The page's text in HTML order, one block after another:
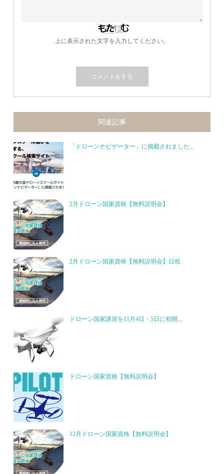
上に表示された文字を入力してください。
関連記事
「ドローンナビゲーター」に掲載されました...
2月ドローン国家資格【無料説明会】
2月ドローン国家資格【無料説明会】日程
ドローン国家講習を11月4日・5日に初開...
ドローン国家資格【無料説明会】
12月ドローン国家資格【無料説明会】